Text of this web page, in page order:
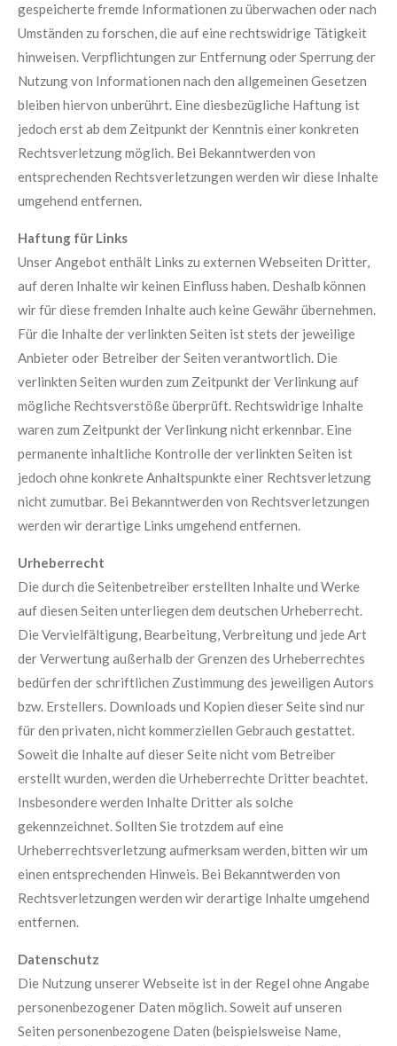
gespeicherte fremde Informationen zu überwachen oder nach
Umständen zu forschen, die auf eine rechtswidrige Tätigkeit
hinweisen. Verpflichtungen zur Entfernung oder Sperrung der
Nutzung von Informationen nach den allgemeinen Gesetzen
bleiben hiervon unberührt. Eine diesbezügliche Haftung ist
jedoch erst ab dem Zeitpunkt der Kenntnis einer konkreten
Rechtsverletzung möglich. Bei Bekanntwerden von
entsprechenden Rechtsverletzungen werden wir diese Inhalte
umgehend entfernen.
Haftung für Links
Unser Angebot enthält Links zu externen Webseiten Dritter,
auf deren Inhalte wir keinen Einfluss haben. Deshalb können
wir für diese fremden Inhalte auch keine Gewähr übernehmen.
Für die Inhalte der verlinkten Seiten ist stets der jeweilige
Anbieter oder Betreiber der Seiten verantwortlich. Die
verlinkten Seiten wurden zum Zeitpunkt der Verlinkung auf
mögliche Rechtsverstöße überprüft. Rechtswidrige Inhalte
waren zum Zeitpunkt der Verlinkung nicht erkennbar. Eine
permanente inhaltliche Kontrolle der verlinkten Seiten ist
jedoch ohne konkrete Anhaltspunkte einer Rechtsverletzung
nicht zumutbar. Bei Bekanntwerden von Rechtsverletzungen
werden wir derartige Links umgehend entfernen.
Urheberrecht
Die durch die Seitenbetreiber erstellten Inhalte und Werke
auf diesen Seiten unterliegen dem deutschen Urheberrecht.
Die Vervielfältigung, Bearbeitung, Verbreitung und jede Art
der Verwertung außerhalb der Grenzen des Urheberrechtes
bedürfen der schriftlichen Zustimmung des jeweiligen Autors
bzw. Erstellers. Downloads und Kopien dieser Seite sind nur
für den privaten, nicht kommerziellen Gebrauch gestattet.
Soweit die Inhalte auf dieser Seite nicht vom Betreiber
erstellt wurden, werden die Urheberrechte Dritter beachtet.
Insbesondere werden Inhalte Dritter als solche
gekennzeichnet. Sollten Sie trotzdem auf eine
Urheberrechtsverletzung aufmerksam werden, bitten wir um
einen entsprechenden Hinweis. Bei Bekanntwerden von
Rechtsverletzungen werden wir derartige Inhalte umgehend
entfernen.
Datenschutz
Die Nutzung unserer Webseite ist in der Regel ohne Angabe
personenbezogener Daten möglich. Soweit auf unseren
Seiten personenbezogene Daten (beispielsweise Name,